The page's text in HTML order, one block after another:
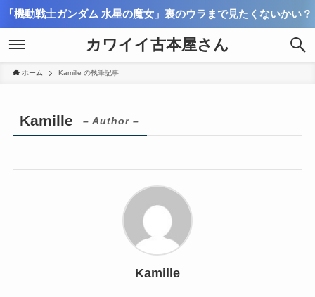
「機動戦士ガンダム 水星の魔女」裏のウラまで見たくないかい？
カワイイ古本屋さん
ホーム Kamille の執筆記事
Kamille – Author –
Kamille